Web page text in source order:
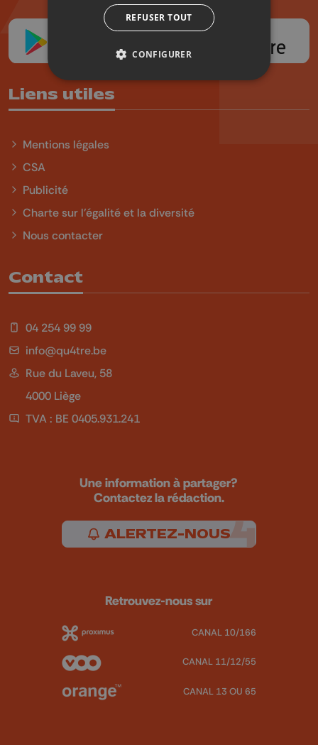
Liens utiles
Mentions légales
CSA
Publicité
Charte sur l'égalité et la diversité
Nous contacter
Contact
04 254 99 99
info@qu4tre.be
Rue du Laveu, 58
4000 Liège
TVA : BE 0405.931.241
Une information à partager?
Contactez la rédaction.
ALERTEZ-NOUS
Retrouvez-nous sur
CANAL 10/166
CANAL 11/12/55
CANAL 13 OU 65
REFUSER TOUT
CONFIGURER